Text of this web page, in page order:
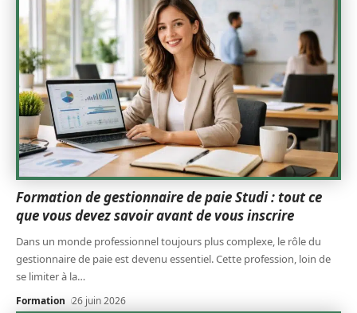
Formation de gestionnaire de paie Studi : tout ce
que vous devez savoir avant de vous inscrire
Dans un monde professionnel toujours plus complexe, le rôle du
gestionnaire de paie est devenu essentiel. Cette profession, loin de
se limiter à la…
Formation 26 juin 2026